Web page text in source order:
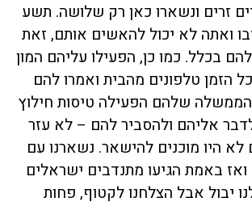
12 עובדים זרים ונשארו כאן רק שלושה. תשע
ואתה לא יכול להאשים אותם, זאת
בכלל. כמו כן, הפעילו עליהם המון
הזמן טלפונים מהבית ואמרו להם
שלהם הפעילה טיסות חילוץ
אליהם ולהסביר להם – לא עזר
היו מוכנים להישאר. נשארנו עם
באמת הגיעו מתנדבים ישראלים
יבול אבל הצלחנו לקטוף, פחות